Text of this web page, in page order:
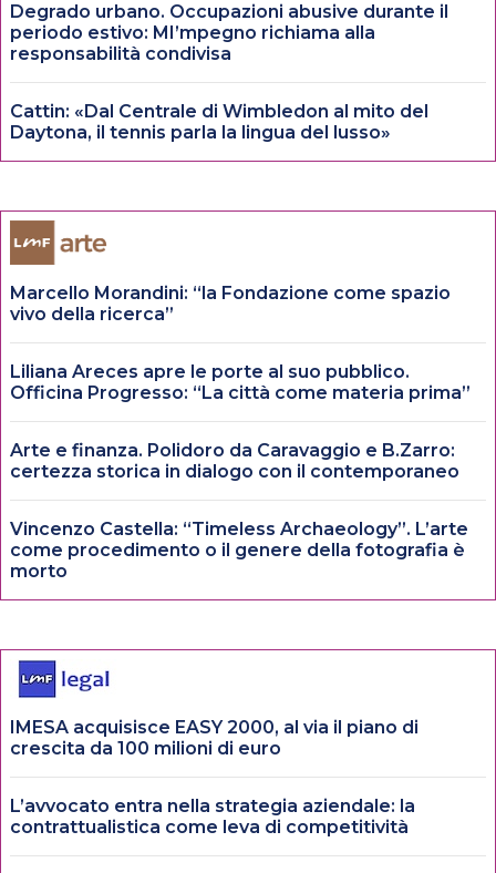
Degrado urbano. Occupazioni abusive durante il
periodo estivo: MI’mpegno richiama alla
responsabilità condivisa
Cattin: «Dal Centrale di Wimbledon al mito del
Daytona, il tennis parla la lingua del lusso»
Marcello Morandini: “la Fondazione come spazio
vivo della ricerca”
Liliana Areces apre le porte al suo pubblico.
Officina Progresso: “La città come materia prima”
Arte e finanza. Polidoro da Caravaggio e B.Zarro:
certezza storica in dialogo con il contemporaneo
Vincenzo Castella: “Timeless Archaeology”. L’arte
come procedimento o il genere della fotografia è
morto
IMESA acquisisce EASY 2000, al via il piano di
crescita da 100 milioni di euro
L’avvocato entra nella strategia aziendale: la
contrattualistica come leva di competitività